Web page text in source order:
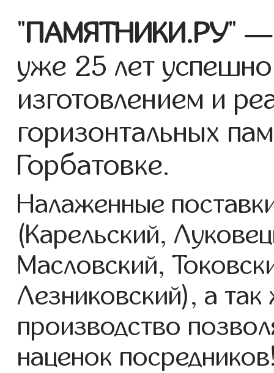
"ПАМЯТНИКИ.РУ" —
уже 25 лет
изготовлением и
горизонтальных
Горбатовке.
Налаженные
(Карельский,
Масловский,
Лезниковский), а
производство
наценок